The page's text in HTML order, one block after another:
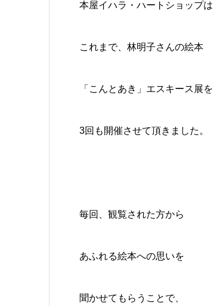
本屋イハラ・ハートショップは
これまで、林明子さんの絵本
「こんとあき」エスキース展を
3回も開催させて頂きました。
毎回、観覧された方から
あふれる絵本への思いを
聞かせてもらうことで、